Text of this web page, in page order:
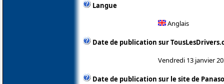
Langue
Anglais
Date de publication sur
Vendredi 13 janvier
Date de publication sur le site de